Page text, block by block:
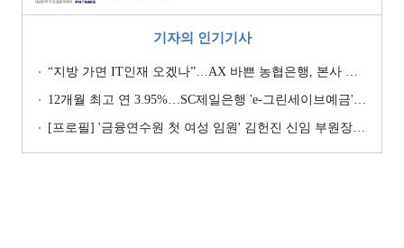
기자의 인기기사
“지방 가면 IT인재 오겠나”…AX 바쁜 농협은행, 본사 이전설에 ‘긴장’ [막 오른 금융권 하투(夏鬪)]
12개월 최고 연 3.95%…SC제일은행 'e-그린세이브예금' [이주의 은행 예금금리-8월 1주]
[프로필] '금융연수원 첫 여성 임원' 김헌진 신임 부원장···교육·디지털·기획 '올라운더'